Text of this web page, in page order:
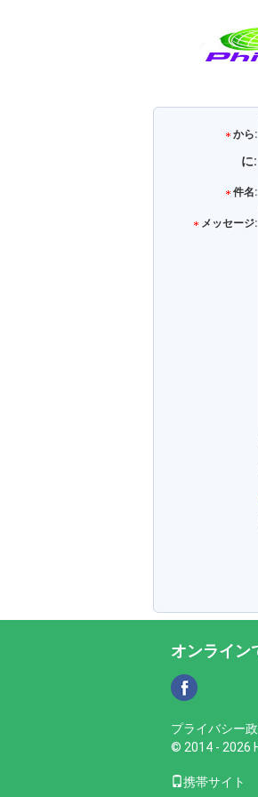
から:
に:
件名:
メッセージ:
オンライン
プライバシー
© 2014 - 2026
携帯サイト